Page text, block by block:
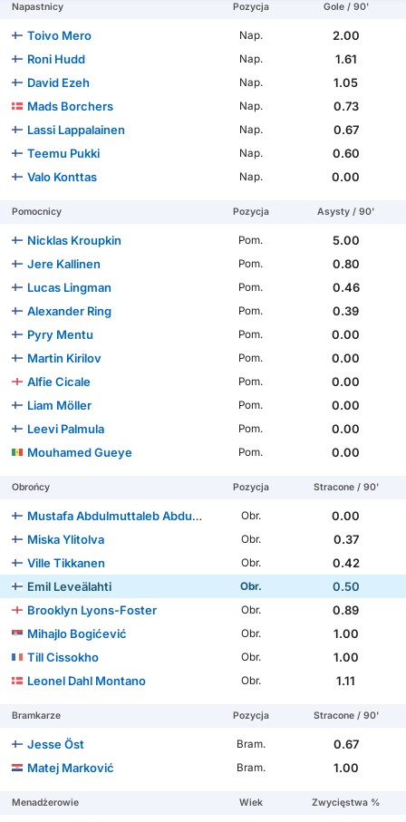
Napastnicy Pozycja Gole / 90'
Toivo Mero Nap.
2.00
Roni Hudd
Nap.
1.61
David Ezeh
Nap.
1.05
Mads Borchers
Nap.
0.73
Lassi Lappalainen
Nap.
0.67
Teemu Pukki
Nap.
0.60
Valo Konttas
Nap. 0.00
Pomocnicy Pozycja Asysty / 90'
Nicklas Kroupkin Pom.
5.00
Jere Kallinen
Pom.
0.80
Lucas Lingman
Pom.
0.46
Alexander Ring
Pom.
0.39
Pyry Mentu
Pom.
0.00
Martin Kirilov
Pom.
0.00
Alfie Cicale
Pom.
0.00
Liam Möller
Pom.
0.00
Leevi Palmula
Pom.
0.00
Mouhamed Gueye
Pom. 0.00
Obrońcy Pozycja Stracone / 90'
Mustafa Abdulmuttaleb Abdulrasoul Obr.
0.00
Miska Ylitolva
Obr.
0.37
Ville Tikkanen
Obr.
0.42
Emil Leveälahti
Obr.
0.50
Brooklyn Lyons-Foster
Obr.
0.89
Mihajlo Bogićević
Obr.
1.00
Till Cissokho
Obr.
1.00
Leonel Dahl Montano
Obr. 1.11
Bramkarze Pozycja Stracone / 90'
Jesse Öst Bram.
0.67
Matej Marković
Bram. 1.00
Menadżerowie Wiek Zwycięstwa %